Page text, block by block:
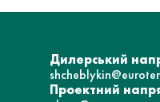
Дилерський
Проектний